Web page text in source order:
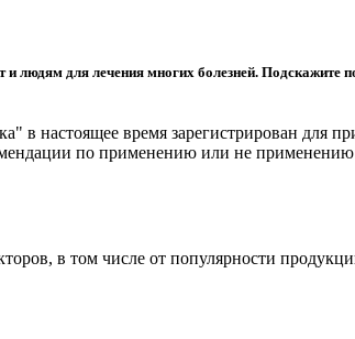
для лечения многих болезней. Подскажите
настоящее время зарегистрирован для
по применению или не
в том числе от популярности